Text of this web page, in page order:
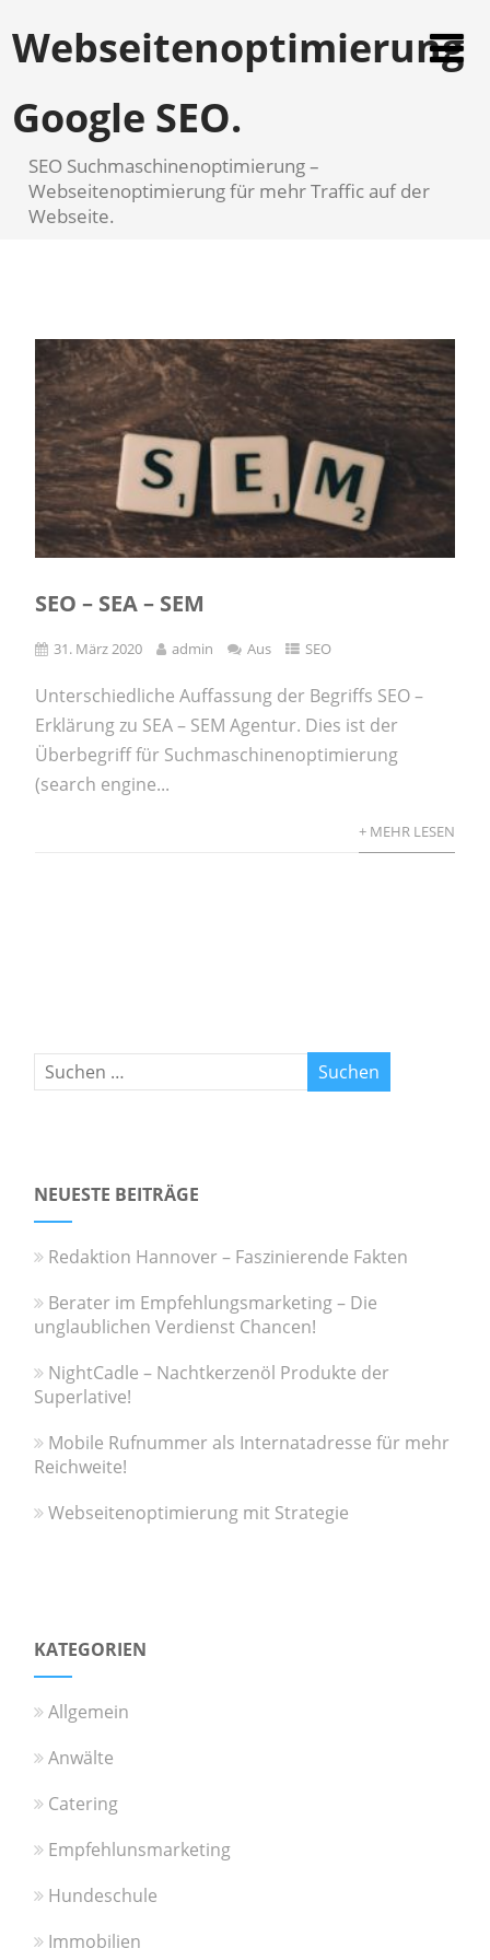
Webseitenoptimierung
Google SEO.
SEO Suchmaschinenoptimierung –
Webseitenoptimierung für mehr Traffic auf der
Webseite.
SEO – SEA – SEM
31. März 2020 admin Aus SEO
Unterschiedliche Auffassung der Begriffs SEO –
Erklärung zu SEA – SEM Agentur. Dies ist der
Überbegriff für Suchmaschinenoptimierung
(search engine...
+ MEHR LESEN
NEUESTE BEITRÄGE
Redaktion Hannover – Faszinierende Fakten
Berater im Empfehlungsmarketing – Die
unglaublichen Verdienst Chancen!
NightCadle – Nachtkerzenöl Produkte der
Superlative!
Mobile Rufnummer als Internatadresse für mehr
Reichweite!
Webseitenoptimierung mit Strategie
KATEGORIEN
Allgemein
Anwälte
Catering
Empfehlunsmarketing
Hundeschule
Immobilien